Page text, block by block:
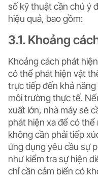
số kỹ thuật cần chú ý
hiệu quả, bao gồm:
3.1. Khoảng
Khoảng cách phát
có thể phát hiện vật
trực tiếp đến khả
môi trường thực tế.
xuất lớn, nhà máy sẽ
phát hiện xa để có
không cần phải tiếp
ứng dụng yêu cầu sự
như kiểm tra sự hiện
chỉ cần cảm biến có